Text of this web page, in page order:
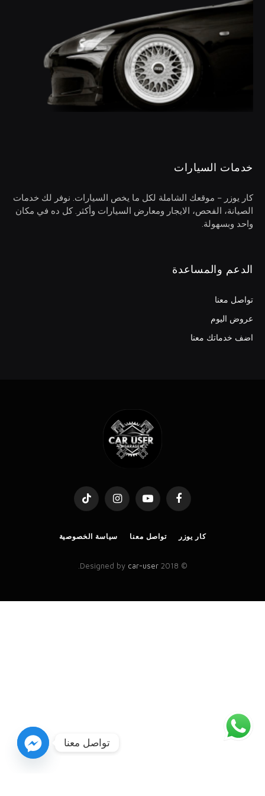
خدمات السيارات
كار يوزر – موقعك الشاملة لكل ما يخص السيارات. نوفر لك خدمات
الصيانة، الفحص، الايجار ومعارض السيارات وأكثر. كل ده في مكان
واحد وبسهولة.
الدعم والمساعدة
تواصل معنا
عروض اليوم
اضف خدماتك معنا
Facebook
YouTube
Instagram
TikTok
كار يوزر تواصل معنا سياسة الخصوصية
© 2018 Designed by
car-user
تواصل معنا